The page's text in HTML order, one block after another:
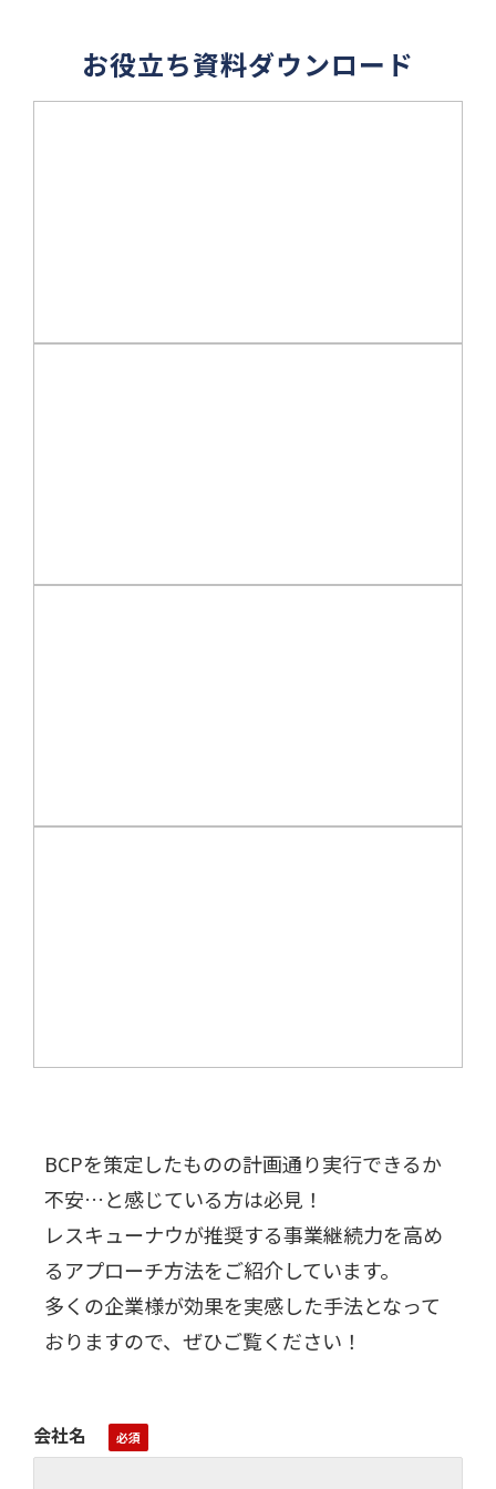
お役立ち資料ダウンロード
BCPを策定したものの計画通り実行できるか
不安…と感じている方は必見！
レスキューナウが推奨する事業継続力を高め
るアプローチ方法をご紹介しています。
多くの企業様が効果を実感した手法となって
おりますので、ぜひご覧ください！
会社名